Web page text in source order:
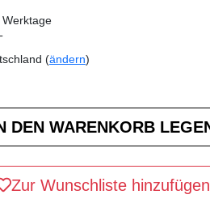
(ändern)
Zur Wunschliste hinzufügen